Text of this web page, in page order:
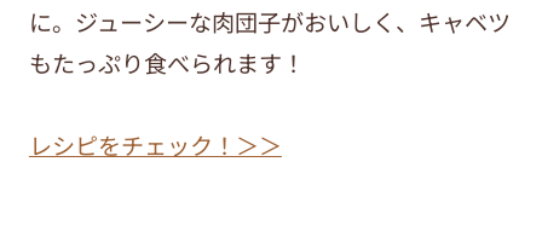
に。ジューシーな肉団子がおいしく、キャベツ
もたっぷり食べられます！
レシピをチェック！＞＞